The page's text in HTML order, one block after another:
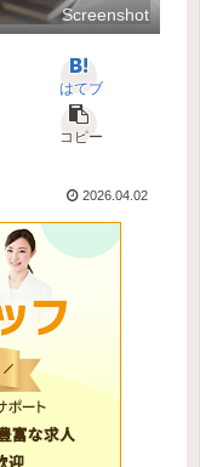
Screenshot
はてブ
コピー
2026.04.02